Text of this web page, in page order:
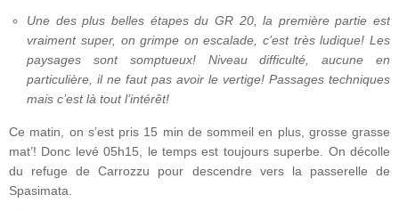
Une des plus belles étapes du GR 20, la première partie est
vraiment super, on grimpe on escalade, c’est très ludique! Les
paysages sont somptueux! Niveau difficulté, aucune en
particulière, il ne faut pas avoir le vertige! Passages techniques
mais c’est là tout l’intérêt!
Ce matin, on s’est pris 15 min de sommeil en plus, grosse grasse
mat’! Donc levé 05h15, le temps est toujours superbe. On décolle
du refuge de Carrozzu pour descendre vers la passerelle de
Spasimata.